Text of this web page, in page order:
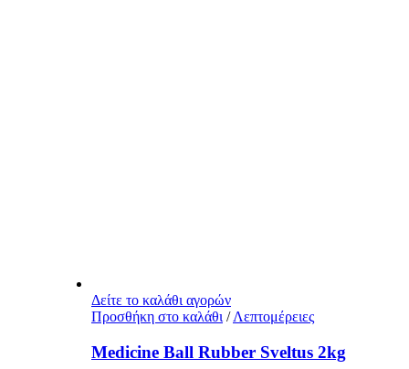
Δείτε το καλάθι αγορών
Προσθήκη στο καλάθι / Λεπτομέρειες
Medicine Ball Rubber Sveltus 2kg